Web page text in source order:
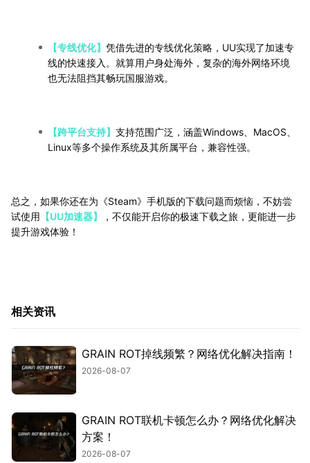
【专线优化】 凭借先进的专线优化策略，UU实现了加速专
线的快速接入。就算用户身处海外，复杂的海外网络环境
也无法阻挡其畅玩国服游戏。
【跨平台支持】 支持范围广泛，涵盖Windows、MacOS、
Linux等多个操作系统及其所属平台，兼容性强。
总之，如果你还在为《Steam》手机版的下载问题而烦恼，不妨尝
试使用 【UU加速器】
，不仅能开启你的极速下载之旅，更能进一步
提升游戏体验！
相关资讯
GRAIN ROT掉线频繁？网络优化解决指南！
2026-08-07
GRAIN ROT联机卡顿怎么办？网络优化解决
方案！
2026-08-07